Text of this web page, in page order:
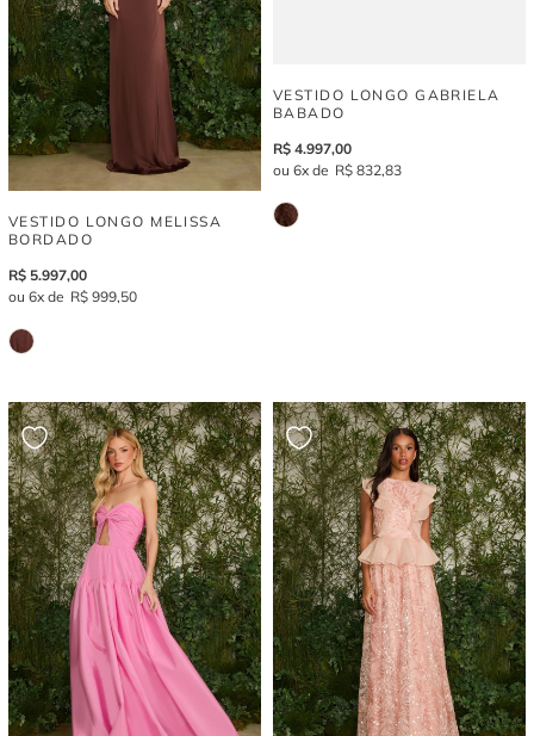
VESTIDO LONGO MELISSA
BORDADO
R$ 5.997,00
6
R$ 999,50
VESTIDO LONGO GABRIELA
BABADO
R$ 4.997,00
6
R$ 832,83